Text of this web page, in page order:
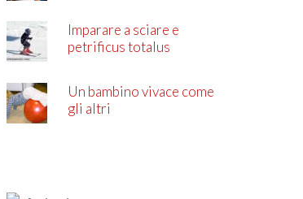
Imparare a sciare e
petrificus totalus
Un bambino vivace come
gli altri